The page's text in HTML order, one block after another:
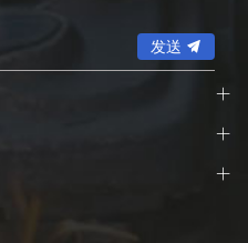
发送